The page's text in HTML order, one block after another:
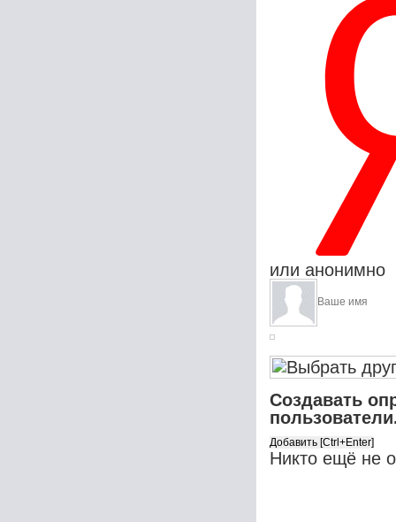
или анонимно
Создавать
Никто ещё не